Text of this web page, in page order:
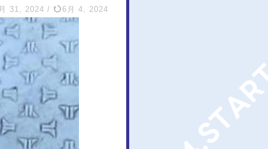
31, 2024 / 6月 4, 2024